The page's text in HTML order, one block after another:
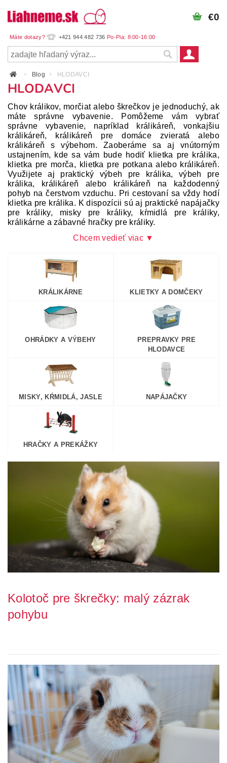
+421 944 482 736
€0
Blog HLODAVCI
HLODAVCI
Chov králikov, morčiat alebo škrečkov je jednoduchý, ak
máte správne vybavenie. Pomôžeme vám vybrať
správne vybavenie, napríklad králikáreň, vonkajšiu
králikáreň, králikáreň pre domáce zvieratá alebo
králikáreň s výbehom. Zaoberáme sa aj vnútorným
ustajnením, kde sa vám bude hodiť klietka pre králika,
klietka pre morča, klietka pre potkana alebo králikáreň.
Využijete aj praktický výbeh pre králika, výbeh pre
králika, králikáreň alebo králikáreň na každodenný
pohyb na čerstvom vzduchu. Pri cestovaní sa vždy hodí
klietka pre králika. K dispozícii sú aj praktické napájačky
pre králiky, misky pre králiky, kŕmidlá pre králiky,
králikárne a zábavné hračky pre králiky.
Chcem vedieť viac ▼
KRÁLIKÁRNE KLIETKY A DOMČEKY
OHRÁDKY A VÝBEHY
PREPRAVKY PRE
HLODAVCE
MISKY, KŔMIDLÁ, JASLE NAPÁJAČKY
HRAČKY A PREKÁŽKY
Kolotoč pre škrečky: malý zázrak
pohybu